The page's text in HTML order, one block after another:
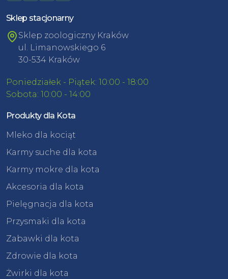
Sklep stacjonarny
Sklep zoologiczny Kraków
ul. Limanowskiego 6
30-534 Kraków
Poniedziałek - Piątek: 10:00 - 18:00
Sobota: 10:00 - 14:00
Produkty dla Kota
Mleko dla kociąt
Karmy suche dla kota
Karmy mokre dla kota
Akcesoria dla kota
Pielęgnacja dla kota
Przysmaki dla kota
Zabawki dla kota
Zdrowie dla kota
Żwirki dla kota